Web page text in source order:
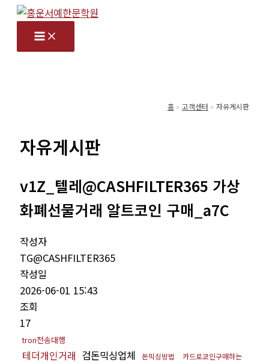
홈 고객센터 자유게시판
자유게시판
v1Z_텔레@CASHFILTER365 가상
화폐선물거래 알트코인 구매_a7C
작성자
TG@CASHFILTER365
작성일
2026-06-01 15:43
조회
17
tron전송대행
테더개인거래 검돈믹싱업체 돈믹싱방법
카드로코인구매하는